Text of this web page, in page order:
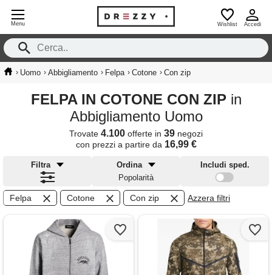
Menu Wishlist Accedi
› Uomo › Abbigliamento › Felpa › Cotone › Con zip
FELPA IN COTONE CON ZIP in
Abbigliamento Uomo
Trovate 4.100 offerte in 39 negozi
con prezzi a partire da 16,99 €
Filtra
Ordina
Popolarità
Includi sped.
Felpa Cotone Con zip Azzera filtri